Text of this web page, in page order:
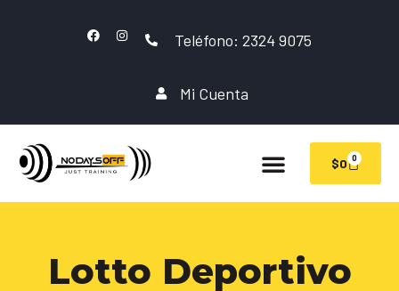
Teléfono: 2324 9075
Mi Cuenta
$0 0
Lotto Deportivo